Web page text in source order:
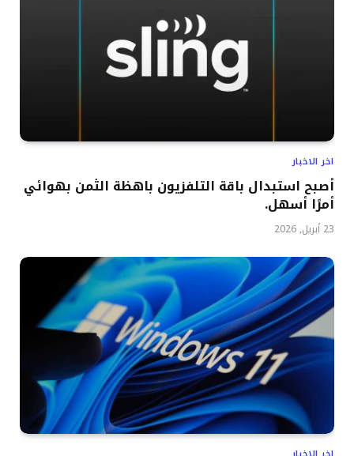
اخر الاخبار
أصبح استبدال باقة التلفزيون باهظة الثمن بهوائي
أمرًا أسهل.
23 أبريل, 2026